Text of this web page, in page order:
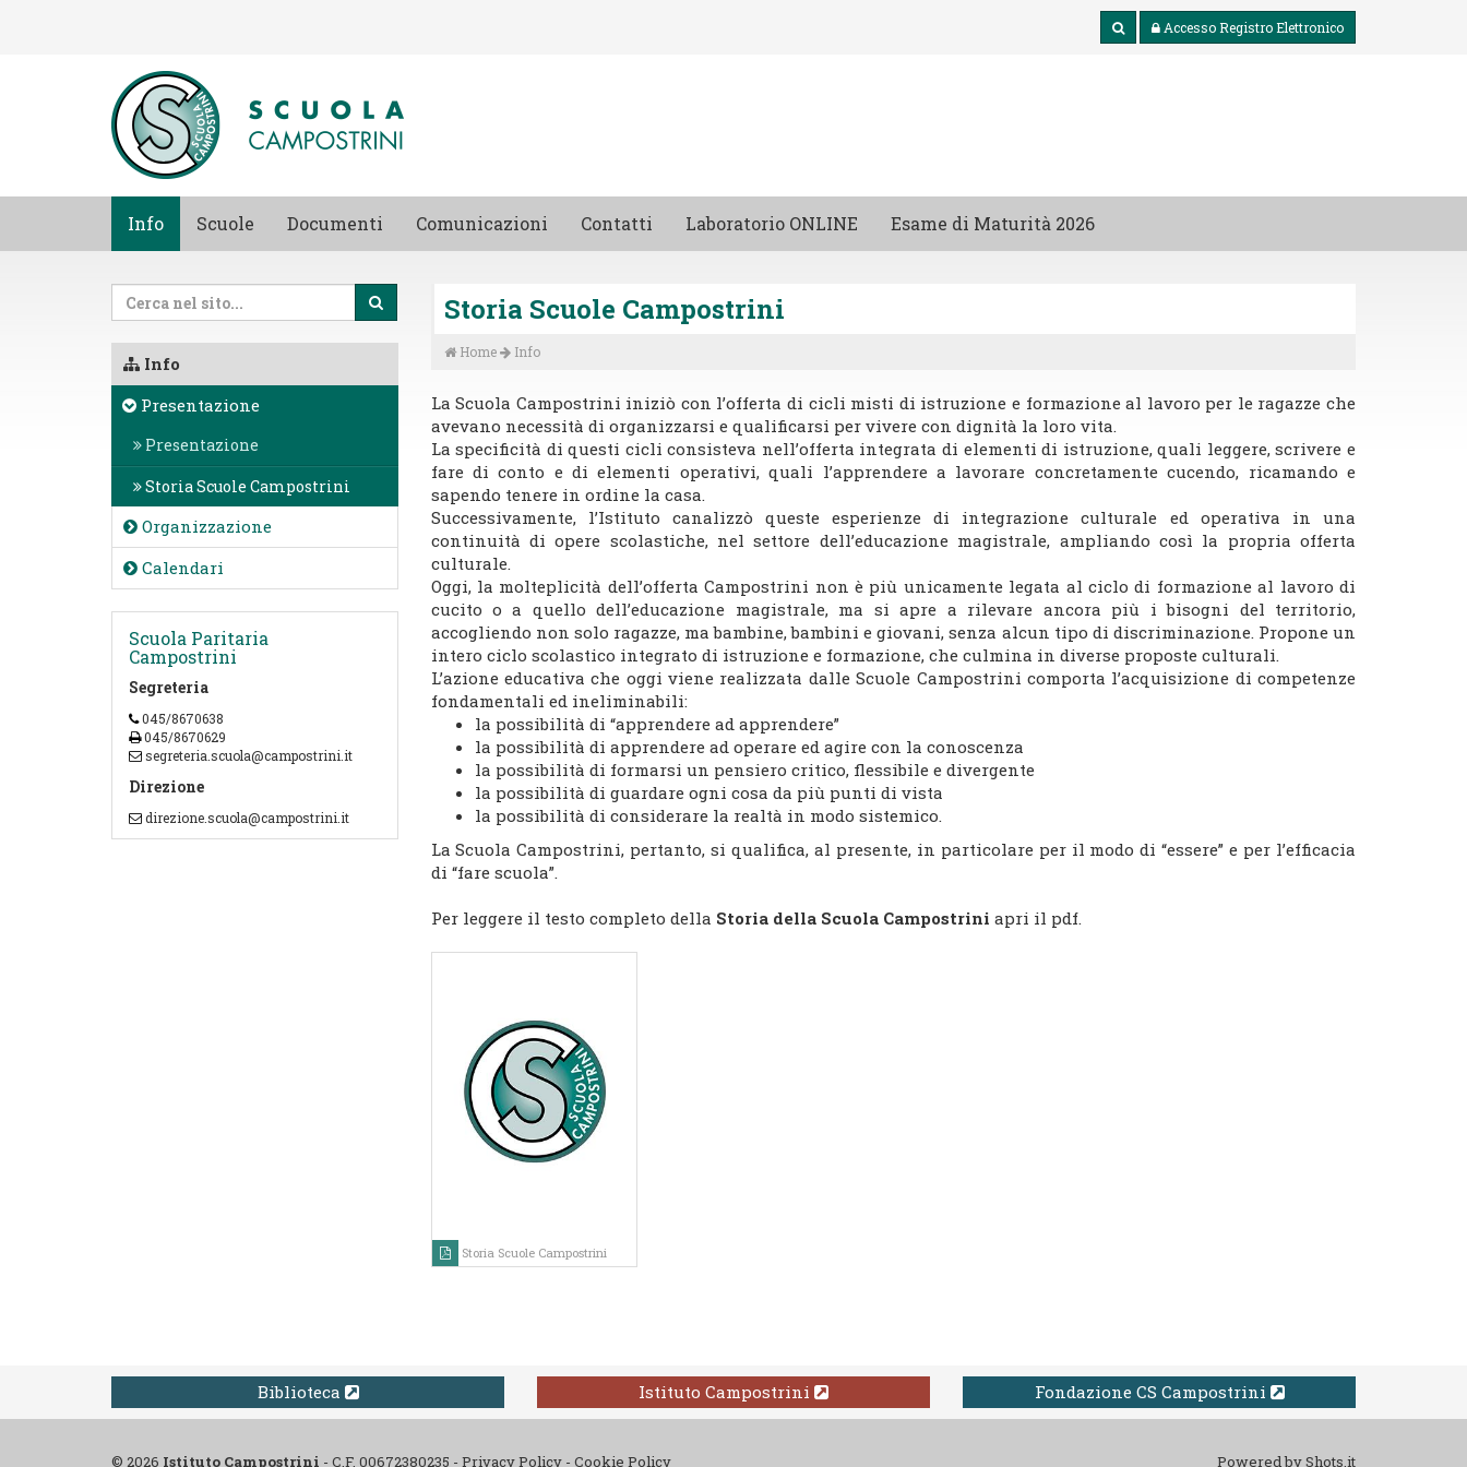
AccessoRegistro Elettronico
Info Scuole Documenti Comunicazioni Contatti Laboratorio ONLINE Esame di Maturità 2026
Storia Scuole Campostrini
Home Info
La Scuola Campostrini iniziò con l’offerta di cicli misti di istruzione e formazione al lavoro per le ragazze che
avevano necessità di organizzarsi e qualificarsi per vivere con dignità la loro vita.
La specificità di questi cicli consisteva nell’offerta integrata di elementi di istruzione, quali leggere, scrivere e
fare di conto e di elementi operativi, quali l’apprendere a lavorare concretamente cucendo, ricamando e
sapendo tenere in ordine la casa.
Successivamente, l’Istituto canalizzò queste esperienze di integrazione culturale ed operativa in una
continuità di opere scolastiche, nel settore dell’educazione magistrale, ampliando così la propria offerta
culturale.
Oggi, la molteplicità dell’offerta Campostrini non è più unicamente legata al ciclo di formazione al lavoro di
cucito o a quello dell’educazione magistrale, ma si apre a rilevare ancora più i bisogni del territorio,
accogliendo non solo ragazze, ma bambine, bambini e giovani, senza alcun tipo di discriminazione. Propone un
intero ciclo scolastico integrato di istruzione e formazione, che culmina in diverse proposte culturali.
L’azione educativa che oggi viene realizzata dalle Scuole Campostrini comporta l’acquisizione di competenze
fondamentali ed ineliminabili:
la possibilità di “apprendere ad apprendere”
la possibilità di apprendere ad operare ed agire con la conoscenza
la possibilità di formarsi un pensiero critico, flessibile e divergente
la possibilità di guardare ogni cosa da più punti di vista
la possibilità di considerare la realtà in modo sistemico.
La Scuola Campostrini, pertanto, si qualifica, al presente, in particolare per il modo di “essere” e per l’efficacia
di “fare scuola”.
Per leggere il testo completo della Storia della Scuola Campostrini apri il pdf.
Storia Scuole Campostrini
Info
Presentazione
Presentazione
Storia Scuole Campostrini
Organizzazione
Calendari
Scuola Paritaria
Campostrini
Segreteria
045/8670638
045/8670629
segreteria.scuola@campostrini.it
Direzione
direzione.scuola@campostrini.it
Biblioteca Istituto Campostrini Fondazione CS Campostrini
© 2026 Istituto Campostrini - C.F. 00672380235 - Privacy Policy - Cookie Policy Powered byShots.it